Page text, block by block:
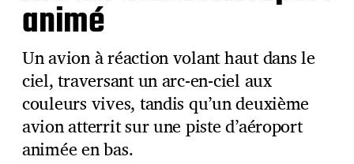
animé
Un avion à réaction volant haut dans le
ciel, traversant un arc-en-ciel aux
couleurs vives, tandis qu’un deuxième
avion atterrit sur une piste d’aéroport
animée en bas.